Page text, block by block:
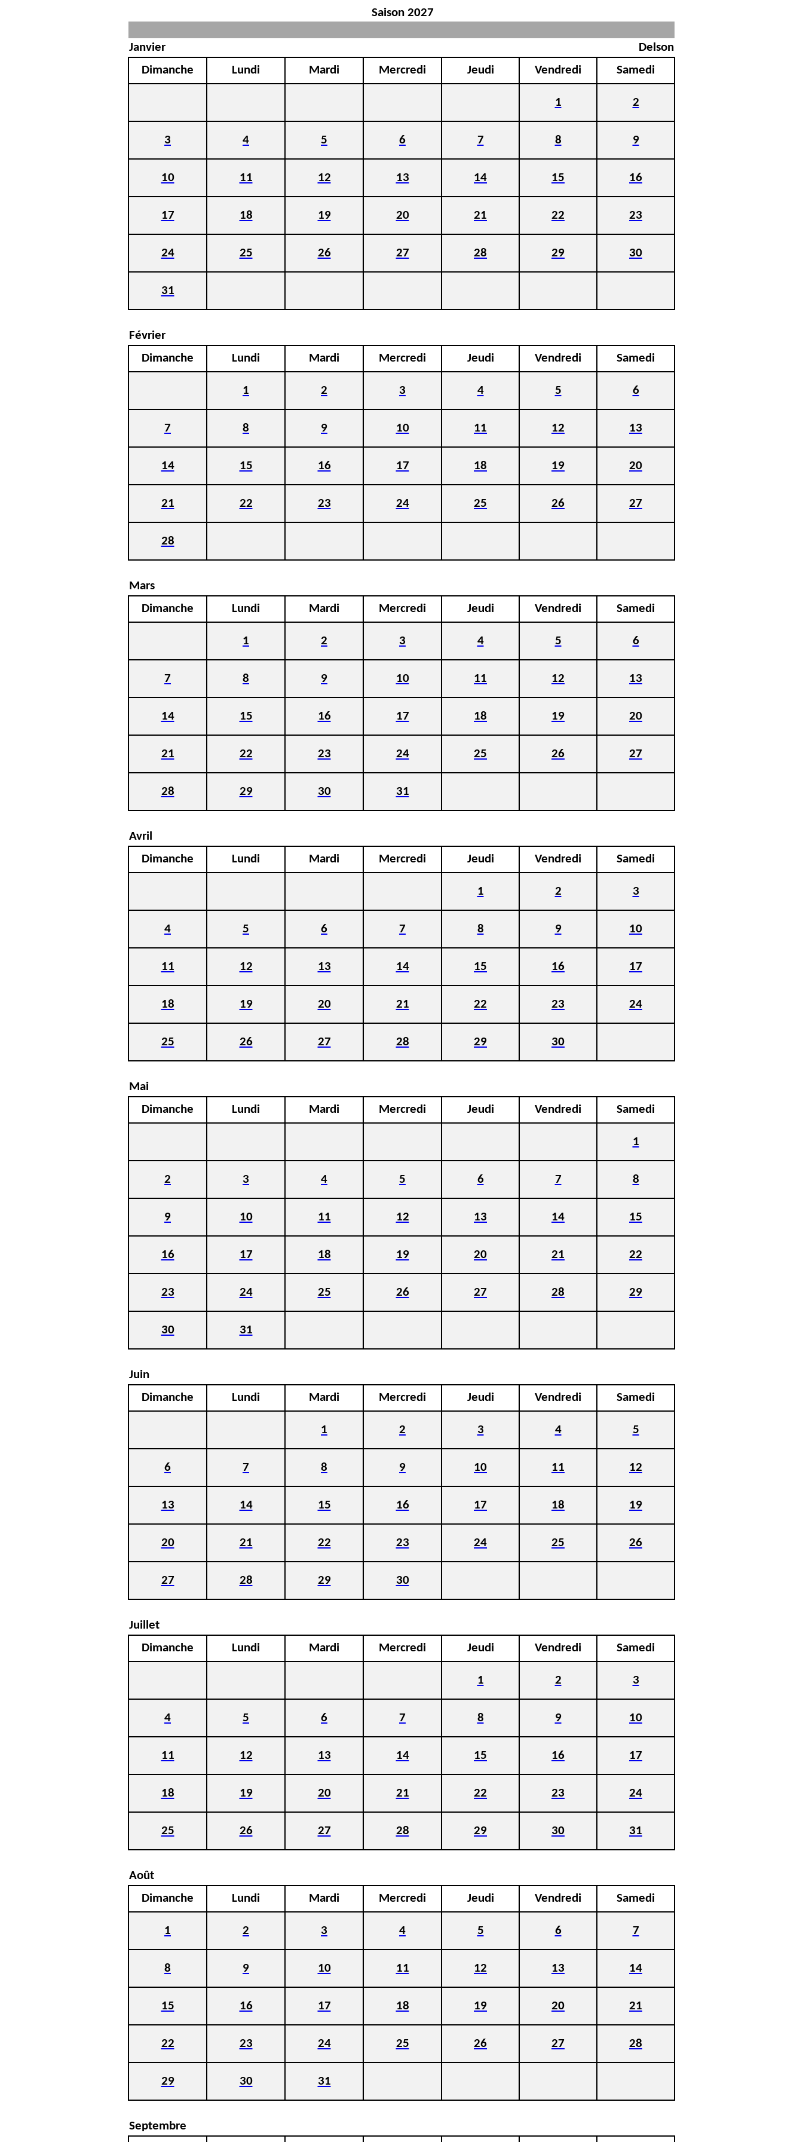
Saison 2027
Janvier
Delson
Dimanche
Lundi Mardi Mercredi Jeudi Vendredi Samedi
1 2
3 4 5 6 7 8 9
10 11 12 13 14 15 16
17 18 19 20 21 22 23
24 25 26 27 28 29 30
31
Février
Dimanche
Lundi Mardi Mercredi Jeudi Vendredi Samedi
1 2 3 4 5 6
7 8 9 10 11 12 13
14 15 16 17 18 19 20
21 22 23 24 25 26 27
28
Mars
Dimanche
Lundi Mardi Mercredi Jeudi Vendredi Samedi
1 2 3 4 5 6
7 8 9 10 11 12 13
14 15 16 17 18 19 20
21 22 23 24 25 26 27
28 29 30 31
Avril
Dimanche
Lundi Mardi Mercredi Jeudi Vendredi Samedi
1 2 3
4 5 6 7 8 9 10
11 12 13 14 15 16 17
18 19 20 21 22 23 24
25 26 27 28 29 30
Mai
Dimanche
Lundi Mardi Mercredi Jeudi Vendredi Samedi
1
2 3 4 5 6 7 8
9 10 11 12 13 14 15
16 17 18 19 20 21 22
23 24 25 26 27 28 29
30 31
Juin
Dimanche
Lundi Mardi Mercredi Jeudi Vendredi Samedi
1 2 3 4 5
6 7 8 9 10 11 12
13 14 15 16 17 18 19
20 21 22 23 24 25 26
27 28 29 30
Juillet
Dimanche
Lundi Mardi Mercredi Jeudi Vendredi Samedi
1 2 3
4 5 6 7 8 9 10
11 12 13 14 15 16 17
18 19 20 21 22 23 24
25 26 27 28 29 30 31
Août
Dimanche
Lundi Mardi Mercredi Jeudi Vendredi Samedi
1 2 3 4 5 6 7
8 9 10 11 12 13 14
15 16 17 18 19 20 21
22 23 24 25 26 27 28
29 30 31
Septembre